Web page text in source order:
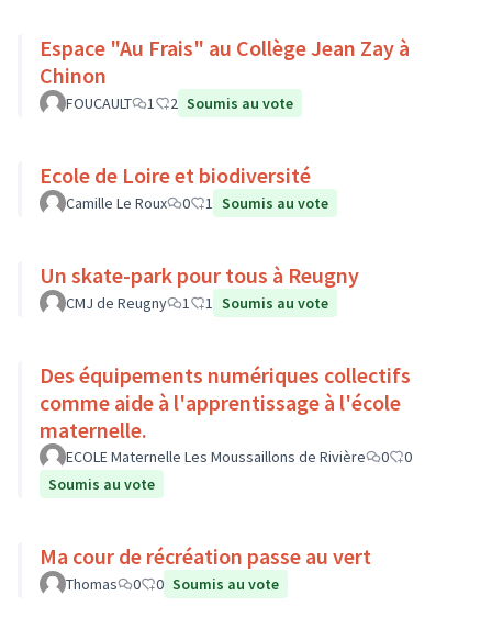
Espace "Au Frais" au Collège Jean Zay à
Chinon
FOUCAULT 1 2 Soumis au vote
Ecole de Loire et biodiversité
Camille Le Roux 0 1 Soumis au vote
Un skate-park pour tous à Reugny
CMJ de Reugny 1 1 Soumis au vote
Des équipements numériques collectifs
comme aide à l'apprentissage à l'école
maternelle.
ECOLE Maternelle Les Moussaillons de Rivière 0
0
Soumis au vote
Ma cour de récréation passe au vert
Thomas 0 0 Soumis au vote